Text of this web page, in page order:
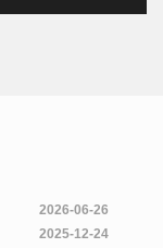
2026-06-26
2025-12-24